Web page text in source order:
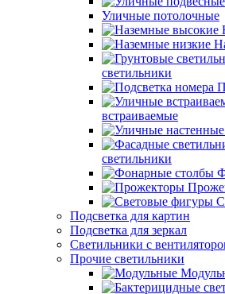
Уличные потолочные
светильники
встраиваемые
светильники
Подсветка для картин
Подсветка для зеркал
Светильники с
Прочие светильники